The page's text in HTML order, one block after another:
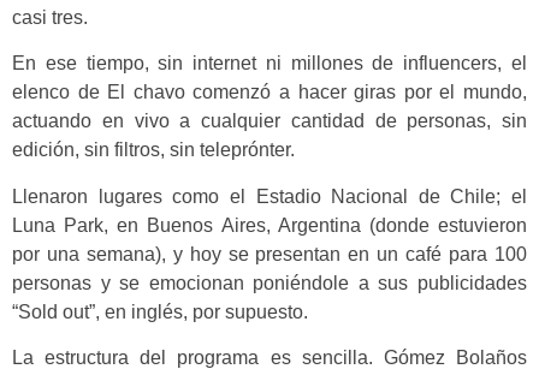
casi tres.
En ese tiempo, sin internet ni millones de influencers, el
elenco de El chavo comenzó a hacer giras por el mundo,
actuando en vivo a cualquier cantidad de personas, sin
edición, sin filtros, sin teleprónter.
Llenaron lugares como el Estadio Nacional de Chile; el
Luna Park, en Buenos Aires, Argentina (donde estuvieron
por una semana), y hoy se presentan en un café para 100
personas y se emocionan poniéndole a sus publicidades
“Sold out”, en inglés, por supuesto.
La estructura del programa es sencilla. Gómez Bolaños